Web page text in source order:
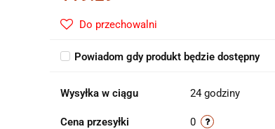
Do przechowalni
Powiadom gdy produkt będzie dostępny
Wysyłka w ciągu 24 godziny
Cena przesyłki 0